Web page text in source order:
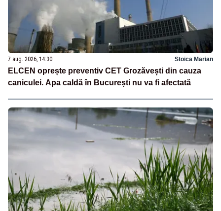
7 aug. 2026, 14:30 Stoica Marian
ELCEN oprește preventiv CET Grozăvești din cauza
caniculei. Apa caldă în București nu va fi afectată